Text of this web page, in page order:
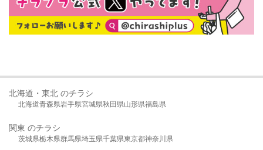
北海道・東北 のチラシ
北海道青森県岩手県宮城県秋田県山形県福島県
関東 のチラシ
茨城県栃木県群馬県埼玉県千葉県東京都神奈川県